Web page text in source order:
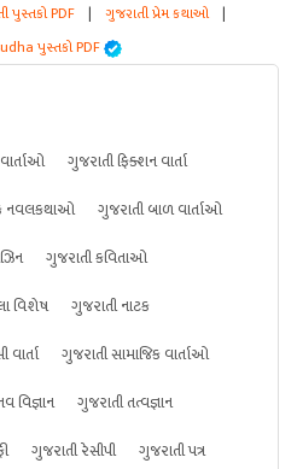
પુસ્તકો PDF | ગુજરાતી પ્રેમ કથાઓ |
પુસ્તકો PDF
ગુજરાતી ફિક્શન વાર્તા
નવલકથાઓ
ગુજરાતી બાળ વાર્તાઓ
ગુજરાતી કવિતાઓ
વિશેષ
ગુજરાતી નાટક
ગુજરાતી સામાજિક વાર્તાઓ
વિજ્ઞાન
ગુજરાતી તત્વજ્ઞાન
ગુજરાતી રેસીપી ગુજરાતી પત્ર